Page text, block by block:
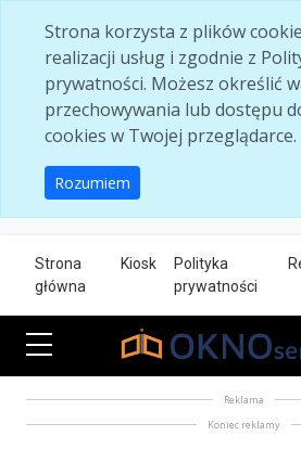
Strona korzysta z plików
realizacji usług i zgodnie z
prywatności. Możesz określić
przechowywania lub dostępu
cookies w Twojej przeglądarce.
Rozumiem
Strona
główna
Kiosk
Polityka
prywatności
Reklama
Koniec reklamy